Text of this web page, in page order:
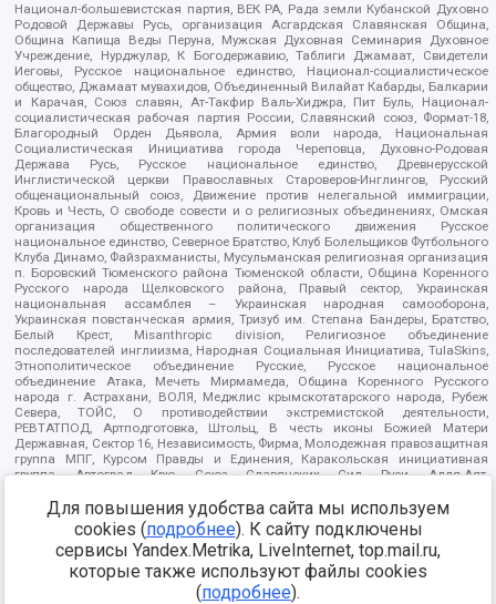
Национал-большевистская партия, ВЕК РА, Рада земли Кубанской Духовно
Родовой Державы Русь, организация Асгардская Славянская Община,
Община Капища Веды Перуна, Мужская Духовная Семинария Духовное
Учреждение, Нурджулар, К Богодержавию, Таблиги Джамаат, Свидетели
Иеговы, Русское национальное единство, Национал-социалистическое
общество, Джамаат мувахидов, Объединенный Вилайат Кабарды, Балкарии
и Карачая, Союз славян, Ат-Такфир Валь-Хиджра, Пит Буль, Национал-
социалистическая рабочая партия России, Славянский союз, Формат-18,
Благородный Орден Дьявола, Армия воли народа, Национальная
Социалистическая Инициатива города Череповца, Духовно-Родовая
Держава Русь, Русское национальное единство, Древнерусской
Инглистической церкви Православных Староверов-Инглингов, Русский
общенациональный союз, Движение против нелегальной иммиграции,
Кровь и Честь, О свободе совести и о религиозных объединениях, Омская
организация общественного политического движения Русское
национальное единство, Северное Братство, Клуб Болельщиков Футбольного
Клуба Динамо, Файзрахманисты, Мусульманская религиозная организация
п. Боровский Тюменского района Тюменской области, Община Коренного
Русского народа Щелковского района, Правый сектор, Украинская
национальная ассамблея – Украинская народная самооборона,
Украинская повстанческая армия, Тризуб им. Степана Бандеры, Братство,
Белый Крест, Misanthropic division, Религиозное объединение
последователей инглиизма, Народная Социальная Инициатива, TulaSkins,
Этнополитическое объединение Русские, Русское национальное
объединение Атака, Мечеть Мирмамеда, Община Коренного Русского
народа г. Астрахани, ВОЛЯ, Меджлис крымскотатарского народа, Рубеж
Севера, ТОЙС, О противодействии экстремистской деятельности,
РЕВТАТПОД, Артподготовка, Штольц, В честь иконы Божией Матери
Державная, Сектор 16, Независимость, Фирма, Молодежная правозащитная
группа МПГ, Курсом Правды и Единения, Каракольская инициативная
группа, Автоград Крю, Союз Славянских Сил Руси, Алля-Аят,
Арестантское уголовное единство, Башкорт, Нация и свобода, W.H.С., Фалунь
Дафа, Иртыш Ultras, Русский Патриотический клуб-Новокузнецк/РПК,
Сибирский державный союз, Фонд борьбы с коррупцией, Фонд защиты прав
граждан, Штабы Навального, Совет граждан СССР Прикубанского округа г.
Краснодара
https://minjust.gov.ru/ru/documents/7822/
Для повышения удобства сайта мы используем
cookies (подробнее). К сайту подключены
сервисы Yandex.Metrika, LiveInternet, top.mail.ru,
которые также используют файлы cookies
(подробнее).